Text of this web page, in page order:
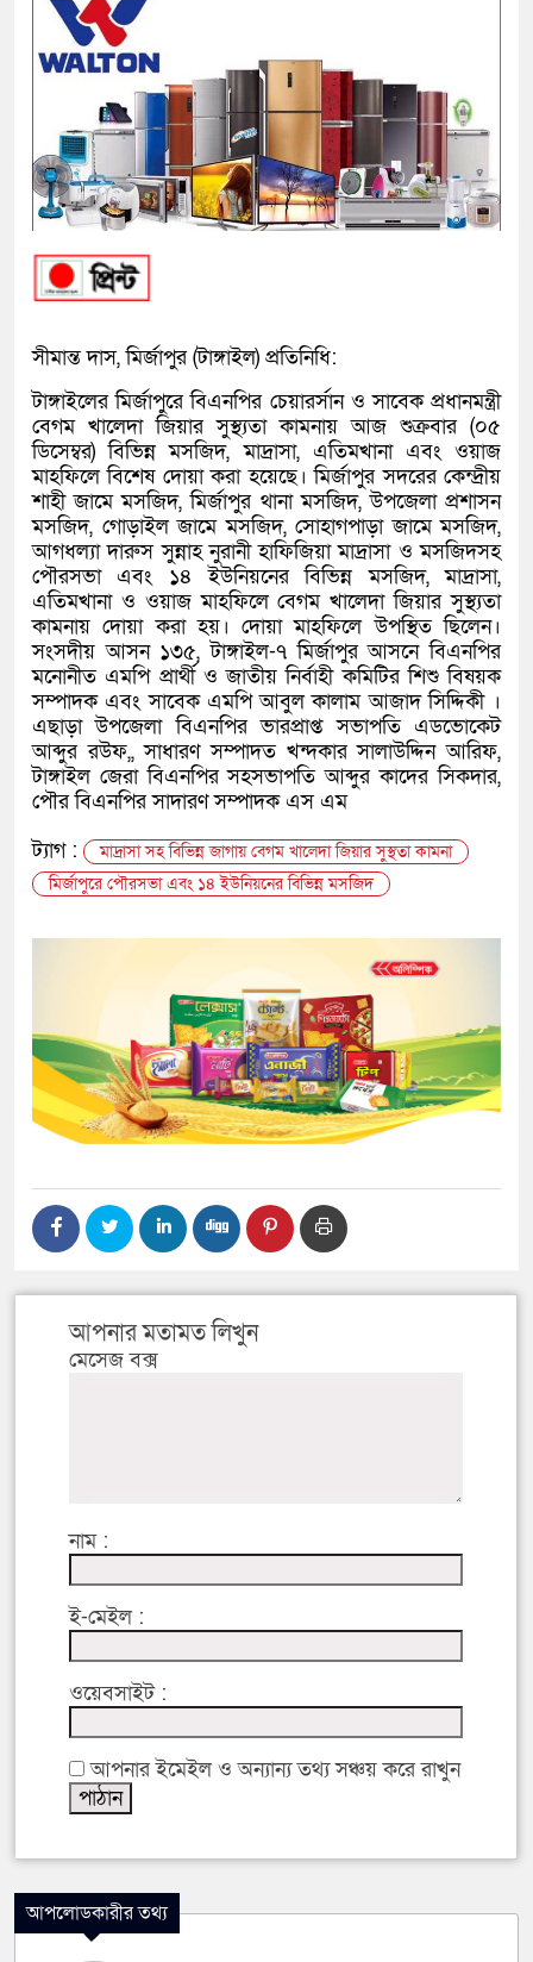
সীমান্ত দাস, মির্জাপুর (টাঙ্গাইল) প্রতিনিধি:
টাঙ্গাইলের মির্জাপুরে বিএনপির চেয়ারর্সান ও সাবেক প্রধানমন্ত্রী
বেগম খালেদা জিয়ার সুস্থ্যতা কামনায় আজ শুক্রবার (০৫
ডিসেম্বর) বিভিন্ন মসজিদ, মাদ্রাসা, এতিমখানা এবং ওয়াজ
মাহফিলে বিশেষ দোয়া করা হয়েছে। মির্জাপুর সদরের কেন্দ্রীয়
শাহী জামে মসজিদ, মির্জাপুর থানা মসজিদ, উপজেলা প্রশাসন
মসজিদ, গোড়াইল জামে মসজিদ, সোহাগপাড়া জামে মসজিদ,
আগধল্যা দারুস সুন্নাহ নুরানী হাফিজিয়া মাদ্রাসা ও মসজিদসহ
পৌরসভা এবং ১৪ ইউনিয়নের বিভিন্ন মসজিদ, মাদ্রাসা,
এতিমখানা ও ওয়াজ মাহফিলে বেগম খালেদা জিয়ার সুস্থ্যতা
কামনায় দোয়া করা হয়। দোয়া মাহফিলে উপস্থিত ছিলেন।
সংসদীয় আসন ১৩৫, টাঙ্গাইল-৭ মির্জাপুর আসনে বিএনপির
মনোনীত এমপি প্রার্থী ও জাতীয় নির্বাহী কমিটির শিশু বিষয়ক
সম্পাদক এবং সাবেক এমপি আবুল কালাম আজাদ সিদ্দিকী ।
এছাড়া উপজেলা বিএনপির ভারপ্রাপ্ত সভাপতি এডভোকেট
আব্দুর রউফ,, সাধারণ সম্পাদত খন্দকার সালাউদ্দিন আরিফ,
টাঙ্গাইল জেরা বিএনপির সহসভাপতি আব্দুর কাদের সিকদার,
পৌর বিএনপির সাদারণ সম্পাদক এস এম
ট্যাগ :
মাদ্রাসা সহ বিভিন্ন জাগায় বেগম খালেদা জিয়ার সুস্থতা কামনা
মির্জাপুরে পৌরসভা এবং ১৪ ইউনিয়নের বিভিন্ন মসজিদ
আপনার মতামত লিখুন
মেসেজ বক্স
নাম :
ই-মেইল :
ওয়েবসাইট :
আপনার ইমেইল ও অন্যান্য তথ্য সঞ্চয় করে রাখুন
আপলোডকারীর তথ্য